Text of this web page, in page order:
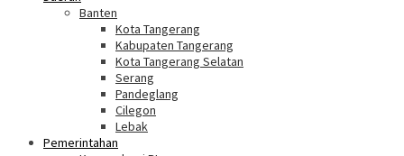
Banten
Kota Tangerang
Kabupaten Tangerang
Kota Tangerang Selatan
Serang
Pandeglang
Cilegon
Lebak
Pemerintahan